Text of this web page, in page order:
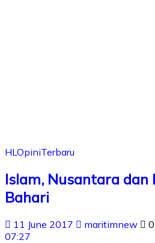
HL OpiniTerbaru
Islam, Nusantara dan
Bahari
11 June 2017 maritimnew
07:27